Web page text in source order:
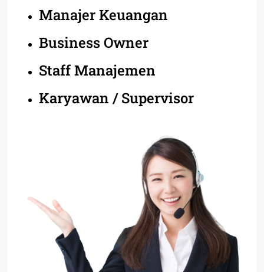
Manajer Keuangan
Business Owner
Staff Manajemen
Karyawan / Supervisor